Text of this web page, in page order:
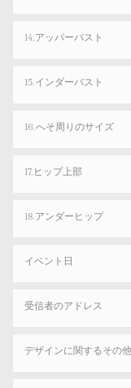
14.アッパーバスト
15.インダーバスト
16.へそ周りのサイズ
17.ヒップ上部
18.アンダーヒップ
イベント日
受信者のアドレス
デザインに関するその